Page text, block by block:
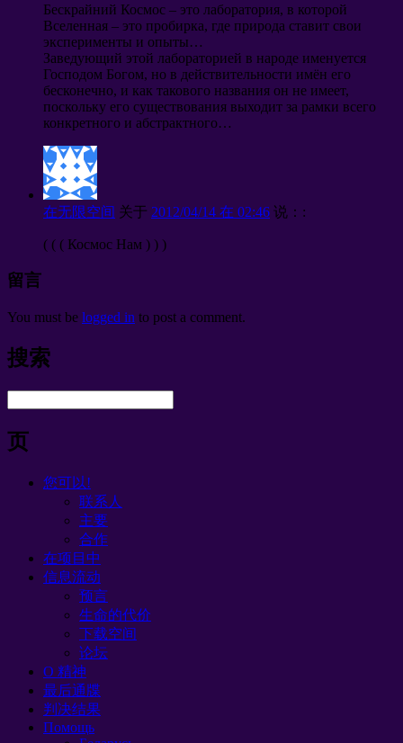
Бескрайний Космос – это лаборатория, в которой
Вселенная – это пробирка, где природа ставит свои
эксперименты и опыты…
Заведующий этой лабораторией в народе именуется
Господом Богом, но в действительности имён его
бесконечно, и как такового названия он не имеет,
поскольку его существования выходит за рамки всего
конкретного и абстрактного…
在无限空间 关于 2012/04/14 在 02:46 说：:
( ( ( Космос Нам ) ) )
留言
You must be logged in to post a comment.
搜索
页
您可以!
联系人
主要
合作
在项目中
信息流动
预言
生命的代价
下载空间
论坛
O 精神
最后通牒
判决结果
Помощь